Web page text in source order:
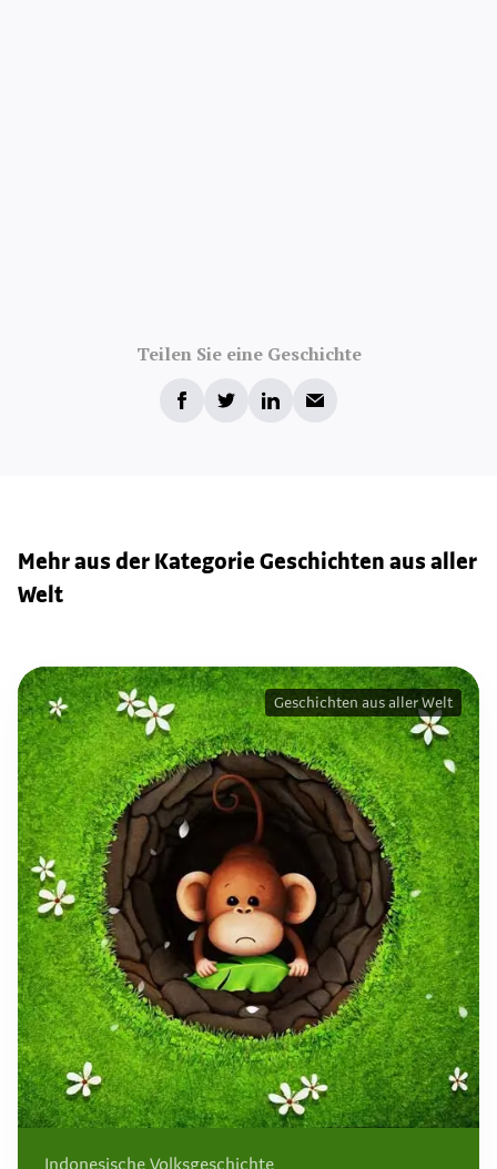
Teilen Sie eine Geschichte
Mehr aus der Kategorie Geschichten aus aller
Welt
Geschichten aus aller Welt